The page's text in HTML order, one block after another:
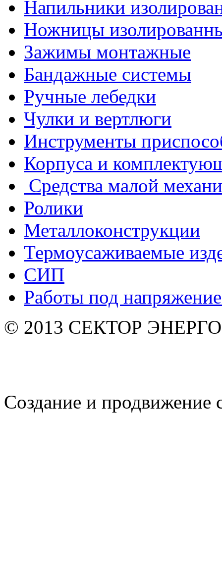
Напильники
Ножницы
Зажимы монтажные
Бандажные системы
Ручные лебедки
Чулки и вертлюги
Инструменты
Корпуса и
Средства малой
Ролики
Металлоконструкции
Термоусаживаемые
СИП
Работы под
© 2013 СЕКТОР ЭНЕРГО.
Создание и продвижение